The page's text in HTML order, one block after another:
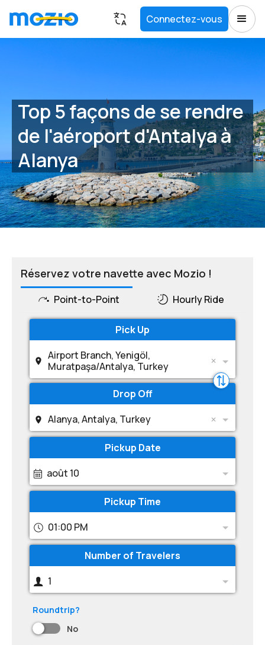
Connectez-vous
Top 5 façons de se rendre
de l'aéroport d'Antalya à
Alanya
Réservez votre navette avec Mozio !
Point-to-Point Hourly Ride
Pick Up
Airport Branch, Yenigöl,
Muratpaşa/Antalya, Turkey
Drop Off
Alanya, Antalya, Turkey
Pickup Date
août 10
Pickup Time
01:00 PM
Number of Travelers
1
Roundtrip?
No